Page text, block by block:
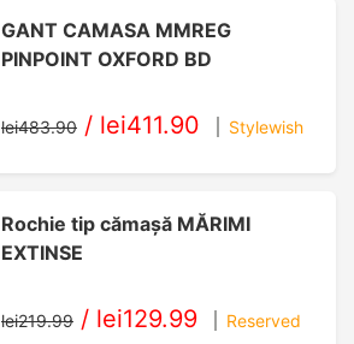
GANT CAMASA ΜΜREG
PINPOINT OXFORD BD
lei483.90 / lei411.90 Stylewish
Rochie tip cămașă MĂRIMI
EXTINSE
lei219.99 / lei129.99 Reserved